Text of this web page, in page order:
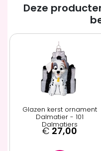
Deze
Glazen kerst ornament
Dalmatier - 101
Dalmatiers
€ 27,00